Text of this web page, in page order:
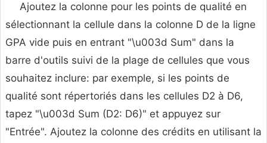
Ajoutez la colonne pour les points de qualité en
sélectionnant la cellule dans la colonne D de la ligne
GPA vide puis en entrant "\u003d Sum" dans la
barre d'outils suivi de la plage de cellules que vous
souhaitez inclure: par exemple, si les points de
qualité sont répertoriés dans les cellules D2 à D6,
tapez "\u003d Sum (D2: D6)" et appuyez sur
"Entrée". Ajoutez la colonne des crédits en utilisant la